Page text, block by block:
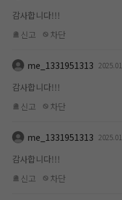
감사합니다!!!
신고
차단
me_1331951313
감사합니다!!!
신고
차단
me_1331951313
감사합니다!!!
신고
차단